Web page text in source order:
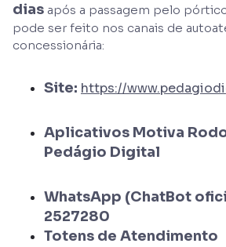
dias após a passagem pelo
pode ser feito nos canais de
concessionária:
Site: https://
Aplicativos Motiva
Pedágio Digital
WhatsApp (ChatBot
2527280
Totens de Atendimento